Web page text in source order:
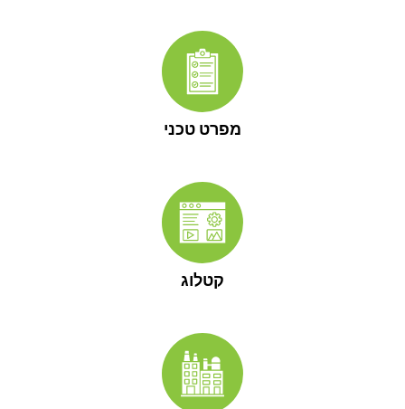
מפרט טכני
קטלוג